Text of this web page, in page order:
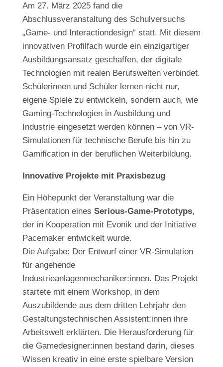
Am 27. März 2025 fand die
Abschlussveranstaltung des Schulversuchs
„Game- und Interactiondesign“ statt. Mit diesem
innovativen Profilfach wurde ein einzigartiger
Ausbildungsansatz geschaffen, der digitale
Technologien mit realen Berufswelten verbindet.
Schülerinnen und Schüler lernen nicht nur,
eigene Spiele zu entwickeln, sondern auch, wie
Gaming-Technologien in Ausbildung und
Industrie eingesetzt werden können – von VR-
Simulationen für technische Berufe bis hin zu
Gamification in der beruflichen Weiterbildung.
Innovative Projekte mit Praxisbezug
Ein Höhepunkt der Veranstaltung war die
Präsentation eines Serious-Game-Prototyps,
der in Kooperation mit Evonik und der Initiative
Pacemaker entwickelt wurde.
Die Aufgabe: Der Entwurf einer VR-Simulation
für angehende
Industrieanlagenmechaniker:innen. Das Projekt
startete mit einem Workshop, in dem
Auszubildende aus dem dritten Lehrjahr den
Gestaltungstechnischen Assistent:innen ihre
Arbeitswelt erklärten. Die Herausforderung für
die Gamedesigner:innen bestand darin, dieses
Wissen kreativ in eine erste spielbare Version